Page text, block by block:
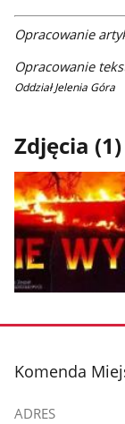
Opracowanie
Opracowanie
Oddział Jelenia Góra
Zdjęcia (1)
zdjęcie
galerii.
stopka
Komenda
ADRES